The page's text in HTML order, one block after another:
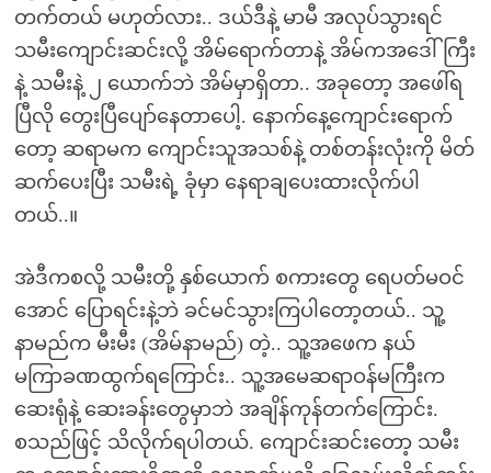
တက်တယ် မဟုတ်လား.. ဒယ်ဒီနဲ့ မာမီ အလုပ်သွားရင်
သမီးကျောင်းဆင်းလို့ အိမ်ရောက်တာနဲ့ အိမ်ကအဒေါ်ကြီး
နဲ့ သမီးနဲ့ ၂ ယောက်ဘဲ အိမ်မှာရှိတာ.. အခုတော့ အဖေါ်ရ
ပြီလို တွေးပြီပျော်နေတာပေါ့. နောက်နေ့ကျောင်းရောက်
တော့ ဆရာမက ကျောင်းသူအသစ်နဲ့ တစ်တန်းလုံးကို မိတ်
ဆက်ပေးပြီး သမီးရဲ့ ခုံမှာ နေရာချပေးထားလိုက်ပါ
တယ်..။
အဲဒီကစလို့ သမီးတို့ နှစ်ယောက် စကားတွေ ရေပတ်မဝင်
အောင် ပြောရင်းနဲ့ဘဲ ခင်မင်သွားကြပါတော့တယ်.. သူ့
နာမည်က မီးမီး (အိမ်နာမည်) တဲ့.. သူ့အဖေက နယ်
မကြာခဏထွက်ရကြောင်း.. သူ့အမေဆရာဝန်မကြီးက
ဆေးရုံနဲ့ ဆေးခန်းတွေမှာဘဲ အချိန်ကုန်တက်ကြောင်း.
စသည်ဖြင့် သိလိုက်ရပါတယ်. ကျောင်းဆင်းတော့ သမီး